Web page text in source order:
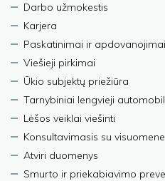
Darbo užmokestis
Karjera
Paskatinimai ir apdovanojimai
Viešieji pirkimai
Ūkio subjektų priežiūra
Tarnybiniai lengvieji
Lėšos veiklai viešinti
Konsultavimasis su visuomene
Atviri duomenys
Smurto ir priekabiavimo